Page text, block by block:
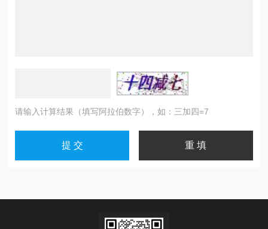
请输入计算结果（填写阿拉伯数字），如：三加四=7